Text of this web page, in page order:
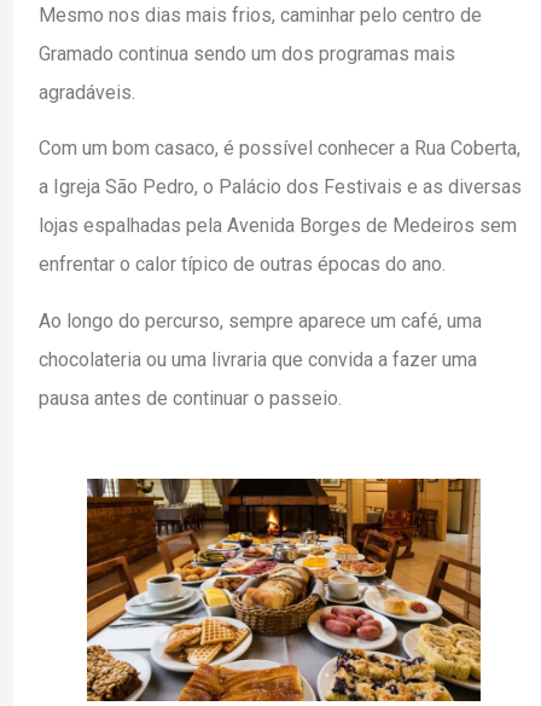
Mesmo nos dias mais frios, caminhar pelo centro de
Gramado continua sendo um dos programas mais
agradáveis.
Com um bom casaco, é possível conhecer a Rua Coberta,
a Igreja São Pedro, o Palácio dos Festivais e as diversas
lojas espalhadas pela Avenida Borges de Medeiros sem
enfrentar o calor típico de outras épocas do ano.
Ao longo do percurso, sempre aparece um café, uma
chocolateria ou uma livraria que convida a fazer uma
pausa antes de continuar o passeio.